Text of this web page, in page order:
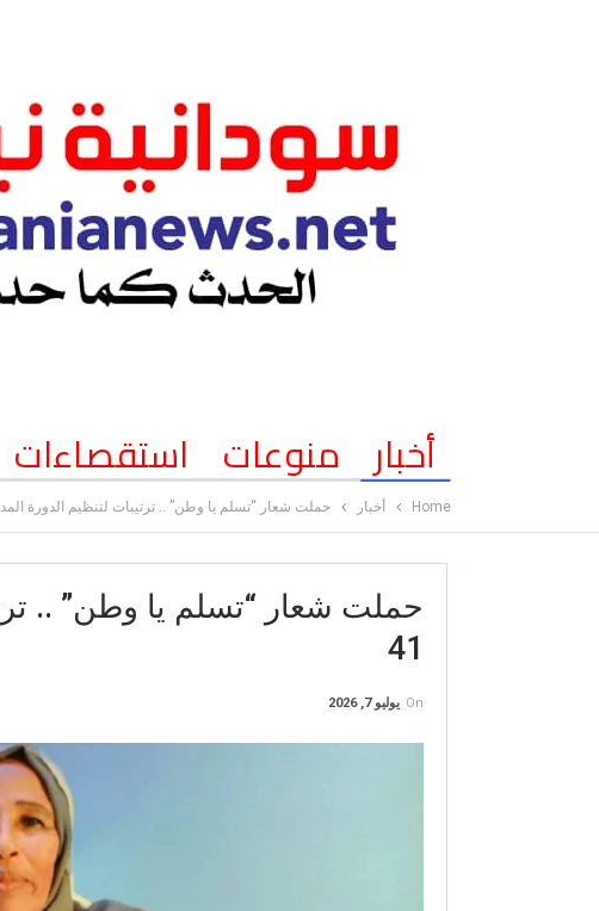
أخبار منوعات استقصاءات
Home أخبار حملت شعار “تسلم يا وطن” .. ترتيبات لتنظيم الدورة
حملت شعار “تسلم يا وطن” ..
41
On يوليو 7, 2026